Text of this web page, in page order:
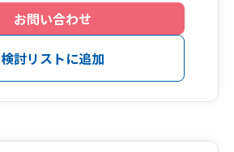
お問い合わせ
検討リストに追加